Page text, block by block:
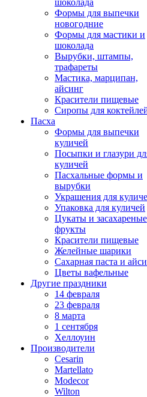
Формы для выпечки
новогодние
Формы для мастики и
шоколада
Вырубки, штампы,
трафареты
Мастика, марципан,
айсинг
Красители пищевые
Сиропы для
Пасха
Формы для выпечки
куличей
Посыпки и глазури
куличей
Пасхальные формы и
вырубки
Украшения для
Упаковка для куличей
Цукаты и засахареные
фрукты
Красители пищевые
Желейные шарики
Сахарная паста и
Цветы вафельные
Другие праздники
14 февраля
23 февраля
8 марта
1 сентября
Хеллоуин
Производители
Cesarin
Martellato
Modecor
Wilton